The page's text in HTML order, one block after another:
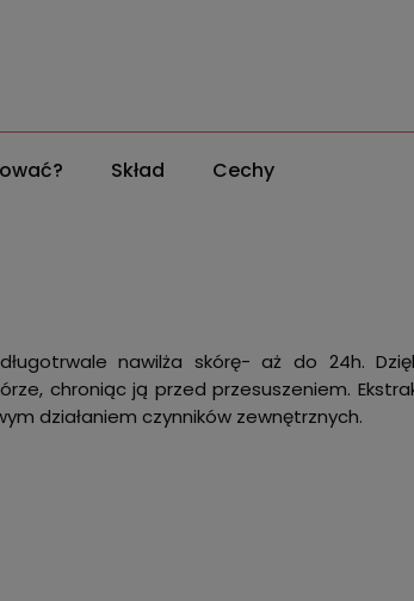
Skład Cechy
nawilża skórę- aż do 24h.
chroniąc ją przed przesuszeniem.
działaniem czynników zewnętrznych.